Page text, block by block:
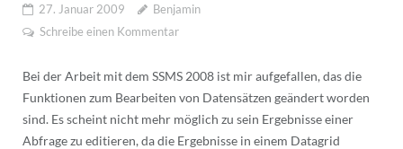
27. Januar 2009
Benjamin
Schreibe einen Kommentar
Bei der Arbeit mit dem SSMS 2008 ist mir aufgefallen, das die
Funktionen zum Bearbeiten von Datensätzen geändert worden
sind. Es scheint nicht mehr möglich zu sein Ergebnisse einer
Abfrage zu editieren, da die Ergebnisse in einem Datagrid